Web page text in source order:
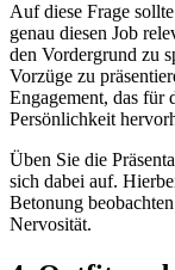
Auf diese Frage
genau diesen Job
den Vordergrund zu
Vorzüge zu
Engagement, das für
Persönlichkeit
Üben Sie die
sich dabei auf.
Betonung
Nervosität.